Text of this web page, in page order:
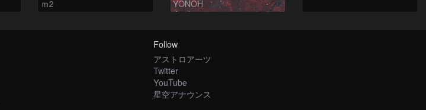
ｍ2 YONOH
Follow
アストロアーツ
Twitter
YouTube
星空アナウンス